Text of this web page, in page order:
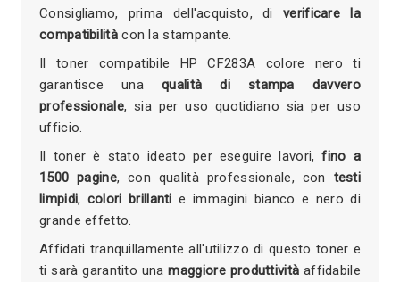
Consigliamo, prima dell'acquisto, diverificare la
compatibilitàcon la stampante.
Il toner compatibile HP CF283A colore nero ti
garantisce unaqualità di stampa davvero
professionale, sia per uso quotidiano sia per uso
ufficio.
Il toner è stato ideato per eseguire lavori,fino a
1500 pagine, con qualità professionale, con testi
limpidi, colori brillanti e immagini bianco e nero di
grande effetto.
Affidati tranquillamente all'utilizzo di questo toner e
ti sarà garantito unamaggiore produttività affidabile